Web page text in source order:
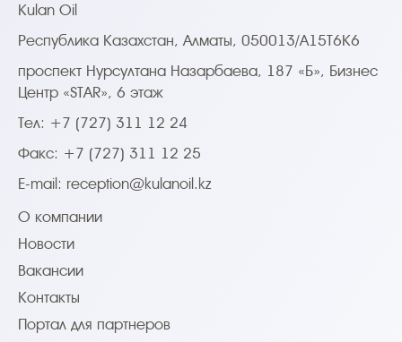
Kulan Oil
Республика Казахстан, Алматы, 050013/A15T6K6
проспект Нурсултана Назарбаева, 187 «Б», Бизнес
Центр «STAR», 6 этаж
Тел: +7 (727) 311 12 24
Факс: +7 (727) 311 12 25
E-mail: reception@kulanoil.kz
О компании
Новости
Вакансии
Контакты
Портал для партнеров